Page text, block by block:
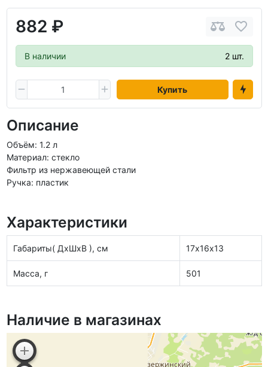
882 ₽
В наличии 2 шт.
Купить
Описание
Объём: 1.2 л
Материал: стекло
Фильтр из нержавеющей стали
Ручка: пластик
Характеристики
Габариты( ДхШхВ ), см 17х16х13
Масса, г 501
Наличие в магазинах